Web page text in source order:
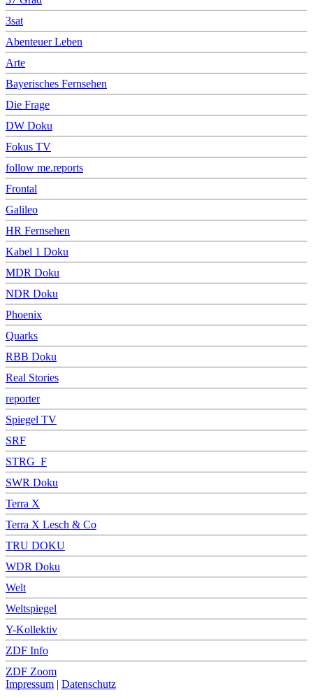
3sat
Abenteuer Leben
Arte
Bayerisches Fernsehen
Die Frage
DW Doku
Fokus TV
follow me.reports
Frontal
Galileo
HR Fernsehen
Kabel 1 Doku
MDR Doku
NDR Doku
Phoenix
Quarks
RBB Doku
Real Stories
reporter
Spiegel TV
SRF
STRG_F
SWR Doku
Terra X
Terra X Lesch & Co
TRU DOKU
WDR Doku
Welt
Weltspiegel
Y-Kollektiv
ZDF Info
ZDF Zoom
Impressum | Datenschutz